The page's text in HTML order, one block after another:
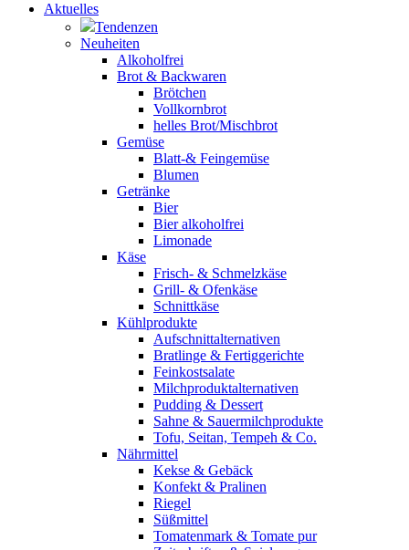
Aktuelles
Tendenzen
Neuheiten
Alkoholfrei
Brot & Backwaren
Brötchen
Vollkornbrot
helles Brot/Mischbrot
Gemüse
Blatt-& Feingemüse
Blumen
Getränke
Bier
Bier alkoholfrei
Limonade
Käse
Frisch- & Schmelzkäse
Grill- & Ofenkäse
Schnittkäse
Kühlprodukte
Aufschnittalternativen
Bratlinge & Fertiggerichte
Feinkostsalate
Milchproduktalternativen
Pudding & Dessert
Sahne & Sauermilchprodukte
Tofu, Seitan, Tempeh & Co.
Nährmittel
Kekse & Gebäck
Konfekt & Pralinen
Riegel
Süßmittel
Tomatenmark & Tomate pur